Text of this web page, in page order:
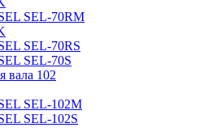
SEL-70RM
SEL-70RS
SEL-70S
вала 102
SEL-102M
SEL-102S